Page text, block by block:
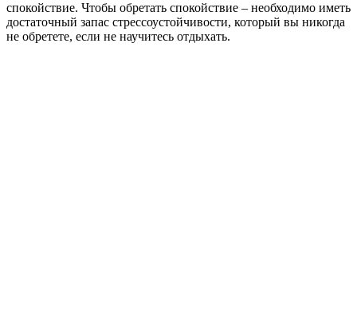
спокойствие. Чтобы обретать спокойствие – необходимо иметь
достаточный запас стрессоустойчивости, который вы никогда
не обретете, если не научитесь отдыхать.